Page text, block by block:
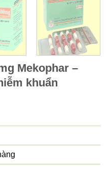
Mekophar –
khuẩn
- Kháng sinh điều trị